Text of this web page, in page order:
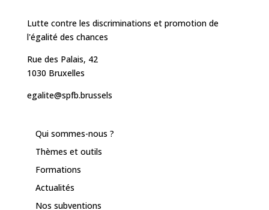
Lutte contre les discriminations et promotion de
l'égalité des chances
Rue des Palais, 42
1030 Bruxelles
egalite@spfb.brussels
Qui sommes-nous ?
Thèmes et outils
Formations
Actualités
Nos subventions